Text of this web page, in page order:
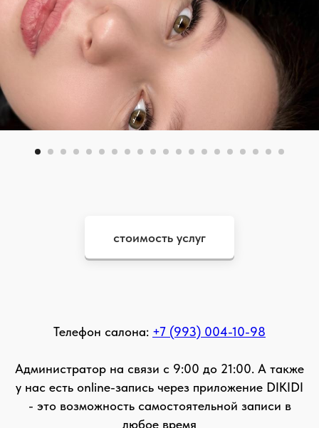
стоимость услуг
Телефон салона: +7 (993) 004-10-98
Администратор на связи с 9:00 до 21:00. А также
у нас есть online-запись через приложение DIKIDI
- это возможность самостоятельной записи в
любое время